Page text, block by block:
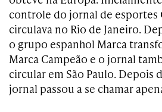
controle do jornal de esportes
circulava no Rio de Janeiro.
o grupo espanhol Marca
Marca Campeão e o jornal
circular em São Paulo. Depois
jornal passou a se chamar